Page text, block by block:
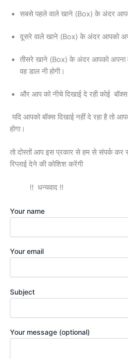
सबसे पहले वाले खाने (Box) के अंदर
दूसरे वाले खाने (Box) के अंदर आपको
तीसरे खाने (Box) के अंदर आपको अपना
वह डाल नी होगी।
और आप को नीचे दिखाई दे रही कोई
यदि आपको बॉक्स दिखाई नहीं दे रहा है तो
होगा।
तो दोस्तों आप इस प्रकार से हम से संपर्क
रिप्लाई देने की कोशिश करेंगी
!! धन्यवाद !!
Your name
Your email
Subject
Your message (optional)